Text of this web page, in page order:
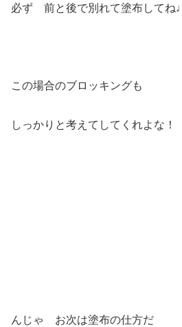
必ず 前と後で別れて塗布してね♩
この場合のブロッキングも
しっかりと考えてしてくれよな！
んじゃ お次は塗布の仕方だ